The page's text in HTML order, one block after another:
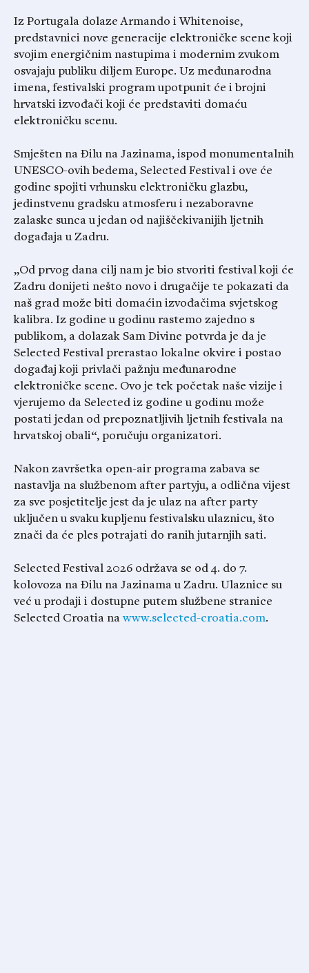
Iz Portugala dolaze Armando i Whitenoise,
predstavnici nove generacije elektroničke scene koji
svojim energičnim nastupima i modernim zvukom
osvajaju publiku diljem Europe. Uz međunarodna
imena, festivalski program upotpunit će i brojni
hrvatski izvođači koji će predstaviti domaću
elektroničku scenu.
Smješten na Đilu na Jazinama, ispod monumentalnih
UNESCO-ovih bedema, Selected Festival i ove će
godine spojiti vrhunsku elektroničku glazbu,
jedinstvenu gradsku atmosferu i nezaboravne
zalaske sunca u jedan od najiščekivanijih ljetnih
događaja u Zadru.
„Od prvog dana cilj nam je bio stvoriti festival koji će
Zadru donijeti nešto novo i drugačije te pokazati da
naš grad može biti domaćin izvođačima svjetskog
kalibra. Iz godine u godinu rastemo zajedno s
publikom, a dolazak Sam Divine potvrda je da je
Selected Festival prerastao lokalne okvire i postao
događaj koji privlači pažnju međunarodne
elektroničke scene. Ovo je tek početak naše vizije i
vjerujemo da Selected iz godine u godinu može
postati jedan od prepoznatljivih ljetnih festivala na
hrvatskoj obali“, poručuju organizatori.
Nakon završetka open-air programa zabava se
nastavlja na službenom after partyju, a odlična vijest
za sve posjetitelje jest da je ulaz na after party
uključen u svaku kupljenu festivalsku ulaznicu, što
znači da će ples potrajati do ranih jutarnjih sati.
Selected Festival 2026 održava se od 4. do 7.
kolovoza na Đilu na Jazinama u Zadru. Ulaznice su
već u prodaji i dostupne putem službene stranice
Selected Croatia nawww.selected-croatia.com.